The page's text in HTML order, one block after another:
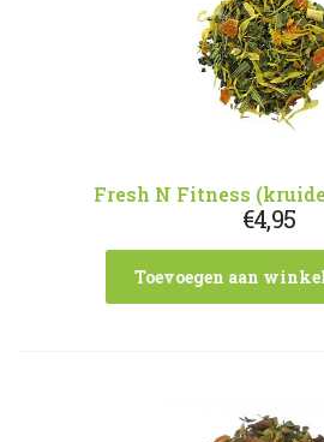
Fresh N Fitness
€4,95
Toevoegen aan